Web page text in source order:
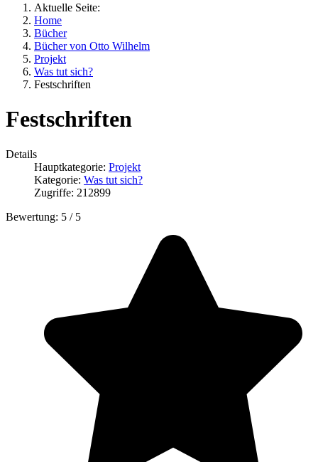
Aktuelle Seite:
Home
Bücher
Bücher von Otto Wilhelm
Projekt
Was tut sich?
Festschriften
Festschriften
Details
Hauptkategorie: Projekt
Kategorie: Was tut sich?
Zugriffe: 212899
Bewertung: 5 / 5